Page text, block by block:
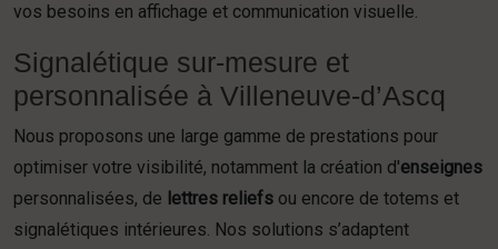
vos besoins en affichage et communication visuelle.
Signalétique sur-mesure et
personnalisée à Villeneuve-d’Ascq
Nous proposons une large gamme de prestations pour
optimiser votre visibilité, notamment la création d'enseignes
personnalisées, de lettres reliefs ou encore de totems et
signalétiques intérieures. Nos solutions s’adaptent